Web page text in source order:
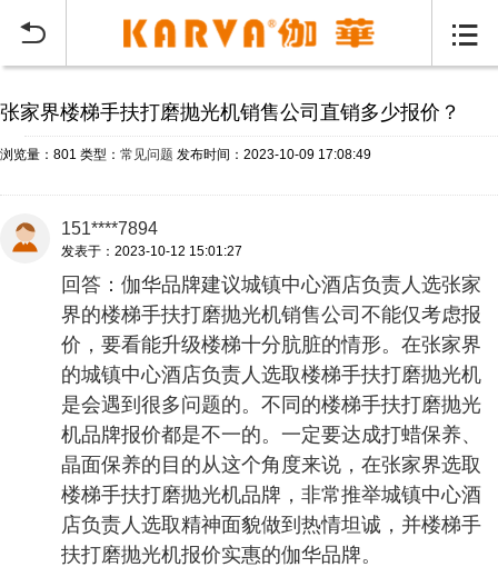
 
张家界楼梯手扶打磨抛光机销售公司直销多少报价？
浏览量：801 类型： 常见问题 发布时间：2023-10-09 17:08:49
151****7894
发表于：2023-10-12 15:01:27
回答：伽华品牌建议城镇中心酒店负责人选张家
界的楼梯手扶打磨抛光机销售公司不能仅考虑报
价，要看能升级楼梯十分肮脏的情形。在张家界
的城镇中心酒店负责人选取楼梯手扶打磨抛光机
是会遇到很多问题的。不同的楼梯手扶打磨抛光
机品牌报价都是不一的。一定要达成打蜡保养、
晶面保养的目的从这个角度来说，在张家界选取
楼梯手扶打磨抛光机品牌，非常推举城镇中心酒
店负责人选取精神面貌做到热情坦诚，并楼梯手
扶打磨抛光机报价实惠的伽华品牌。